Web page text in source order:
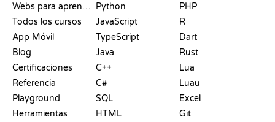
Webs para aprender a programar gratis
Todos los cursos
App Móvil
Blog
Certificaciones
Referencia
Playground
Herramientas
Python
JavaScript
TypeScript
Java
C++
C#
SQL
HTML
PHP
R
Dart
Rust
Lua
Luau
Excel
Git